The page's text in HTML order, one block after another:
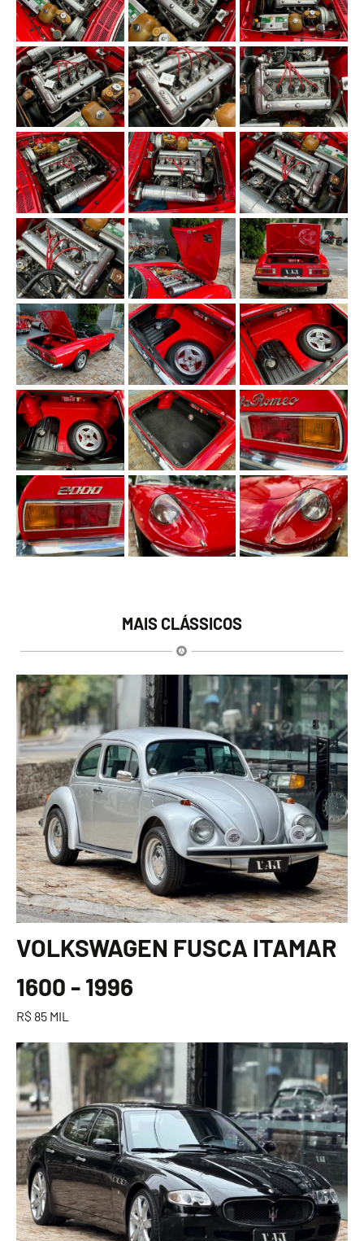
MAIS CLÁSSICOS
VOLKSWAGEN FUSCA ITAMAR
1600 - 1996
R$ 85 MIL